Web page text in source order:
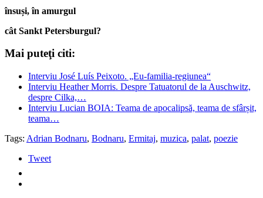
însuși, în amurgul
cât Sankt Petersburgul?
Mai puteţi citi:
Interviu José Luís Peixoto. „Eu-familia-regiunea“
Interviu Heather Morris. Despre Tatuatorul de la Auschwitz,
despre Cilka,…
Interviu Lucian BOIA: Teama de apocalipsă, teama de sfârșit,
teama…
Tags: Adrian Bodnaru, Bodnaru, Ermitaj, muzica, palat, poezie
Tweet